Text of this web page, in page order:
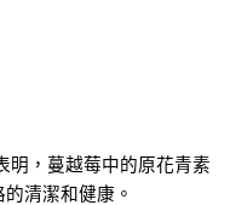
明，蔓越莓中的原花青素
清潔和健康。